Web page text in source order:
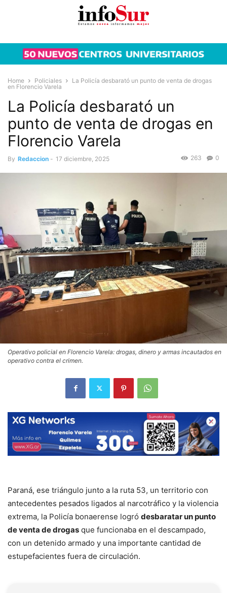
Home Policiales
La Policía desbarató un punto de venta de drogas
en Florencio Varela
La Policía desbarató un
punto de venta de drogas en
Florencio Varela
By Redaccion - 17 diciembre, 2025 0
263
Operativo policial en Florencio Varela: drogas, dinero y armas incautados en
operativo contra el crimen.
Paraná, ese triángulo junto a la ruta 53, un territorio con
antecedentes pesados ligados al narcotráfico y la violencia
extrema, la Policía bonaerense logró desbaratar un punto
de venta de drogas que funcionaba en el descampado,
con un detenido armado y una importante cantidad de
estupefacientes fuera de circulación.